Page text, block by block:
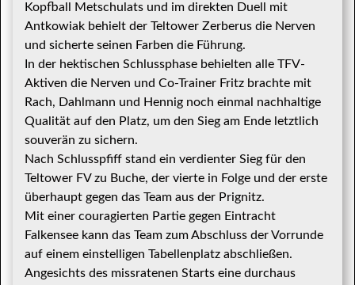
Kopfball Metschulats und im direkten Duell mit
Antkowiak behielt der Teltower Zerberus die Nerven
und sicherte seinen Farben die Führung.
In der hektischen Schlussphase behielten alle TFV-
Aktiven die Nerven und Co-Trainer Fritz brachte mit
Rach, Dahlmann und Hennig noch einmal nachhaltige
Qualität auf den Platz, um den Sieg am Ende letztlich
souverän zu sichern.
Nach Schlusspfiff stand ein verdienter Sieg für den
Teltower FV zu Buche, der vierte in Folge und der erste
überhaupt gegen das Team aus der Prignitz.
Mit einer couragierten Partie gegen Eintracht
Falkensee kann das Team zum Abschluss der Vorrunde
auf einem einstelligen Tabellenplatz abschließen.
Angesichts des missratenen Starts eine durchaus